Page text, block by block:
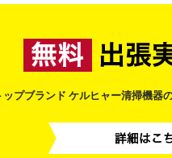
ップブランド ケルヒャー清掃機器